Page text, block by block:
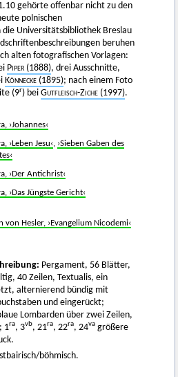
gehörte offenbar nicht zu den
polnischen
Universitätsbibliothek Breslau
beruhen
alten fotografischen Vorlagen:
Piper (1888), drei Ausschnitte,
Könnecke (1895); nach einem Foto
(9r) bei Gutfleisch-Ziche (1997).
›Johannes‹
›Leben Jesu‹, ›Sieben Gaben des
›Der Antichrist‹
›Das Jüngste Gericht‹
von Hesler, ›Evangelium Nicodemi‹
Pergament, 56 Blätter,
40 Zeilen, Textualis, ein
alternierend bündig mit
und eingerückt;
Lombarden über zwei Zeilen,
1ra, 3vb, 21ra, 22ra, 24va größere
böhmisch.